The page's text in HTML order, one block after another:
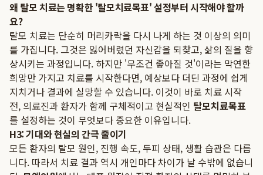
왜 탈모 치료는 명확한 '탈모치료목표' 설정부터 시작해야 할까
요?
탈모 치료는 단순히 머리카락을 다시 나게 하는 것 이상의 의미
를 가집니다. 그것은 잃어버렸던 자신감을 되찾고, 삶의 질을 향
상시키는 과정입니다. 하지만 '무조건 좋아질 것'이라는 막연한
희망만 가지고 치료를 시작한다면, 예상보다 더딘 과정에 쉽게
지치거나 결과에 실망할 수 있습니다. 이것이 바로 치료 시작
전, 의료진과 환자가 함께 구체적이고 현실적인 탈모치료목표
를 설정하는 것이 무엇보다 중요한 이유입니다.
H3: 기대와 현실의 간극 줄이기
모든 환자의 탈모 원인, 진행 속도, 두피 상태, 생활 습관은 다릅
니다. 따라서 치료 결과 역시 개인마다 차이가 날 수밖에 없습니